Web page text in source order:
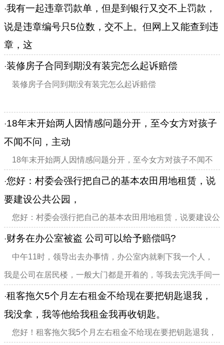
整天都是吵架觉的自己都快有神经病了没法再跟他过了想和他
离婚请问可以离婚吗？要离的话怎么判
·我有一起违章罚款单，但是到银行又交不上罚款，
说是违章编号只5位数，交不上。但网上又能查到违
章，这
我有一起违"20887612l"""罚款单，但是到银行又交不上罚
款，说是违章编号只有15位数，交不上。但网上又能查到违
·装修房子合同到期没有装完怎么起诉赔偿
装修房子合同到期没有装完怎么起诉赔偿
·18年末开始两人因情感问题分开，至今女方对孩子
不闻不问，主动
18年末开始两人因情感问题分开，至今女方对孩子不闻不
问，主动协商解决女方也不予理睬。
·您好：村委会强行把自己的基本农田用地租赁，说
要建设公共公园，
您好：村委会强行把自己的基本农田用地租赁，说要建设公
共公园，一年补助1000元，其实我打算将地卖给村委会的，
可是村委会只答应租赁，这事怎么解决。
·财务在办公室被盗 公司可以给予赔偿吗?
中午11时，领导出去办事情，办公室内就剩下我一个人，
我是公司在居民楼，一般大门都是开着的，等我去完洗手间一
分钟左右回来就发现我的包包被人偷走了，包包里有现金200
多元，身份证，银行卡等重要证件，还有价值4...
·租客拖欠5个月左右租金不给现在要把钥匙退我，
我没拿，我等他给我租金我再收钥匙。
您好！租客拖欠我5个月左右租金不给现在要把钥匙退我，